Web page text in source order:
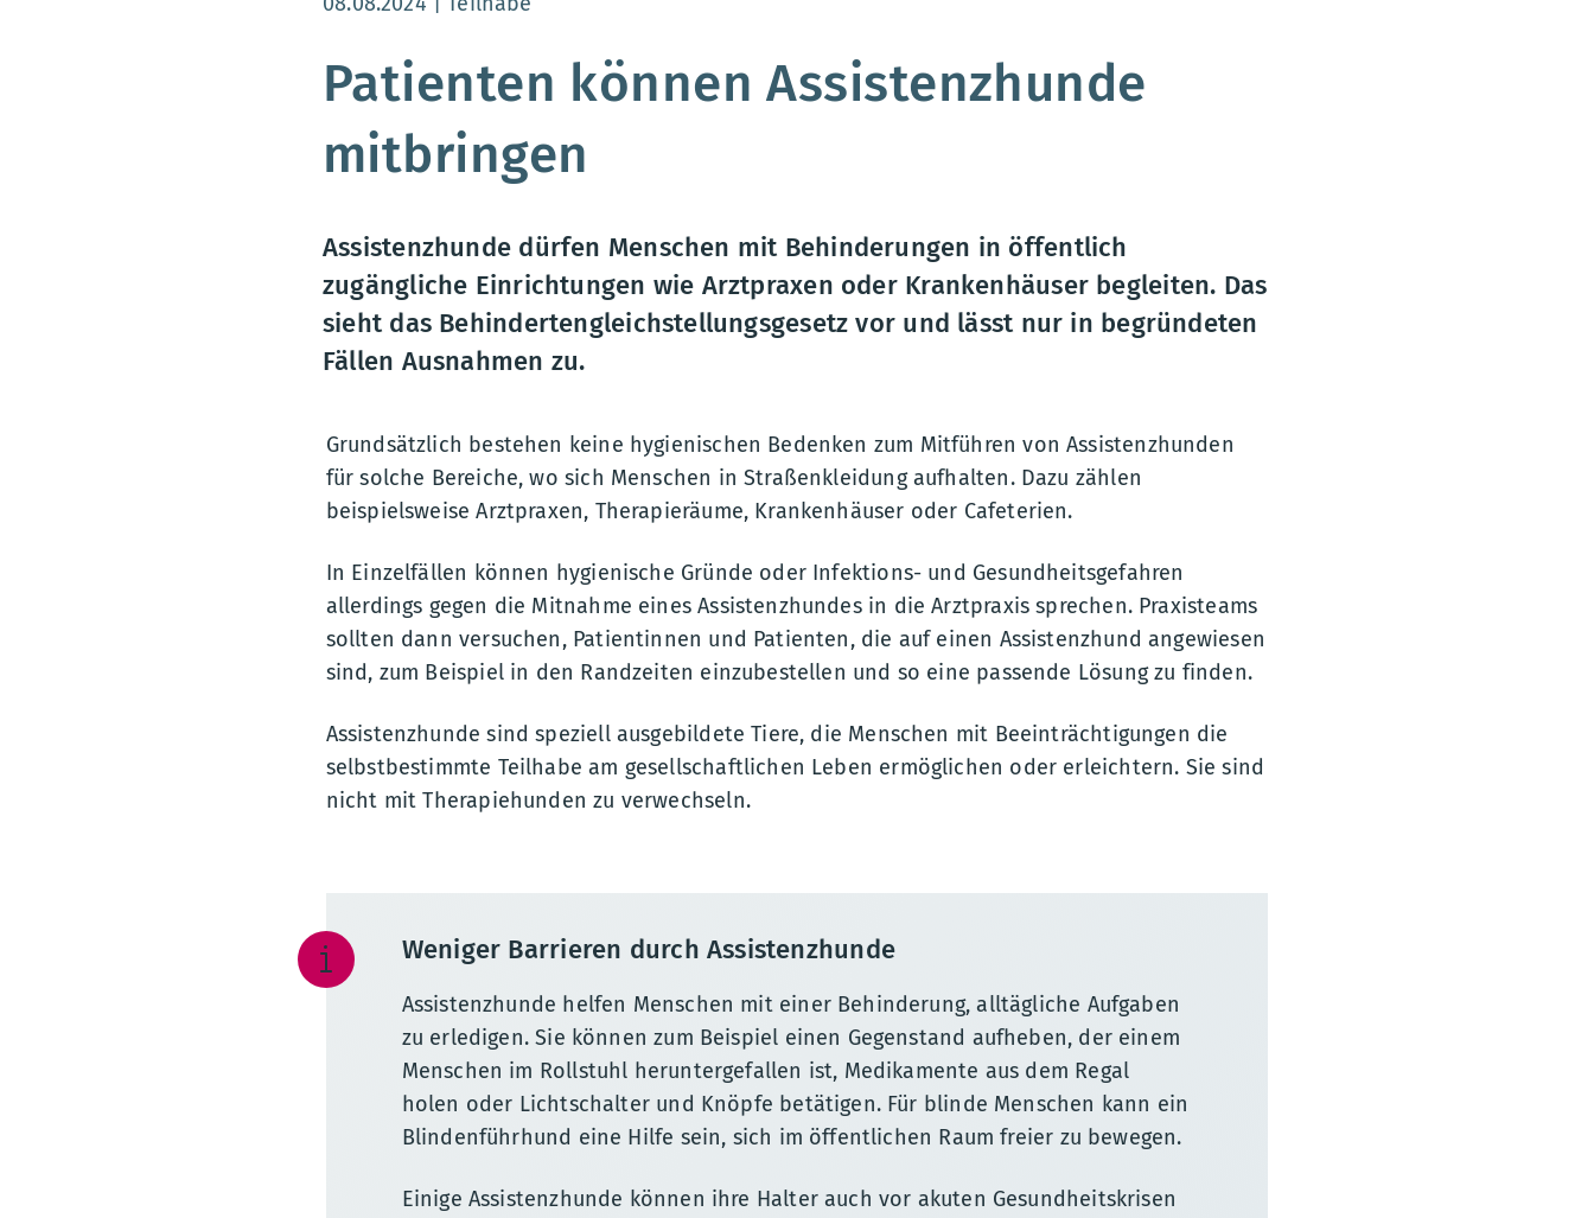
Patienten können Assistenzhunde
mitbringen
Assistenzhunde dürfen Menschen mit Behinderungen in öffentlich
zugängliche Einrichtungen wie Arztpraxen oder Krankenhäuser begleiten. Das
sieht das Behindertengleichstellungsgesetz vor und lässt nur in begründeten
Fällen Ausnahmen zu.
Grundsätzlich bestehen keine hygienischen Bedenken zum Mitführen von Assistenzhunden
für solche Bereiche, wo sich Menschen in Straßenkleidung aufhalten. Dazu zählen
beispielsweise Arztpraxen, Therapieräume, Krankenhäuser oder Cafeterien.
In Einzelfällen können hygienische Gründe oder Infektions- und Gesundheitsgefahren
allerdings gegen die Mitnahme eines Assistenzhundes in die Arztpraxis sprechen. Praxisteams
sollten dann versuchen, Patientinnen und Patienten, die auf einen Assistenzhund angewiesen
sind, zum Beispiel in den Randzeiten einzubestellen und so eine passende Lösung zu finden.
Assistenzhunde sind speziell ausgebildete Tiere, die Menschen mit Beeinträchtigungen die
selbstbestimmte Teilhabe am gesellschaftlichen Leben ermöglichen oder erleichtern. Sie sind
nicht mit Therapiehunden zu verwechseln.
Weniger Barrieren durch Assistenzhunde
Assistenzhunde helfen Menschen mit einer Behinderung, alltägliche Aufgaben
zu erledigen. Sie können zum Beispiel einen Gegenstand aufheben, der einem
Menschen im Rollstuhl heruntergefallen ist, Medikamente aus dem Regal
holen oder Lichtschalter und Knöpfe betätigen. Für blinde Menschen kann ein
Blindenführhund eine Hilfe sein, sich im öffentlichen Raum freier zu bewegen.
Einige Assistenzhunde können ihre Halter auch vor akuten Gesundheitskrisen